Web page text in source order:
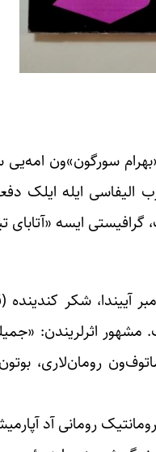
ایسه «آتابای
یازار و دیپلومات، ۱۹۲۸- جی ایلین
مشهور اثرلریندن:
رومان‌لاری،
رومانی آد